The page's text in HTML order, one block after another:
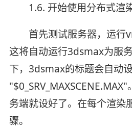
1.6. 开始使用分布式渲
首先测试服务器，运行
这将自动运行3dsmax为服
下，3dsmax的标题会自动
务端就设好了。在每个渲染
骤。